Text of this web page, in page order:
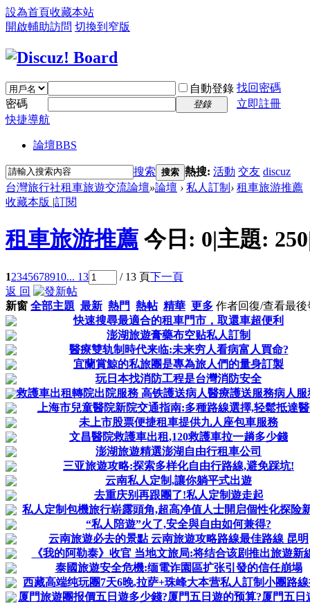
設為首頁收藏本站
開啟輔助訪問 切換到窄版
自動登錄 找回密碼
密碼
登錄
立即註冊
快捷導航
論壇BBS
搜索 搜索 熱搜: 活動 交友 discuz
台灣旅行社租車旅遊交流論壇»論壇 › 私人訂制 › 租車旅游推薦
收藏本版 |訂閱
租車旅游推薦 今日: 0|主題: 250
12345678910... 13 / 13 頁下一頁
返 回
新窗 全部主題 最新 熱門 熱帖 精華 更多 作者回復/查看最後
快速搜尋最適合的租車門市，取還車超便利
澎湖旅遊膏藥布空贴私人訂制
醫療雙轨制時代来临:未来穷人看病富人買命?
宜蘭賞鯨的私旅團是專為旅人們的量身訂製
玩日本找消防工程是台灣消防安全
救護車出租轉院出院服務 高铁護送病人醫療護送服務病人服
上海市兒童醫院新院交通指南:多種路線選擇,轻鬆抵達
未上市股票便捷租車提供九人座包車服務
文昌醫院救護車出租,120救護車拉一趟多少錢
澎湖旅遊精選澎湖自由行租車公司
三亚旅遊攻略:探索多样化自由行路線,避免踩坑!
云南私人定制,讓你躺平式出遊
去重庆别再跟團了!私人定制遊走起
私人定制包機旅行崭露頭角,超高净值人士開启個性化探险
“私人陪遊”火了,安全與自由如何兼得?
云南旅遊必去的景點 云南旅遊攻略路線最佳路線 昆明
《我的阿勒泰》收官 当地文旅局:将结合该剧推出旅遊新
泰國旅遊安全危機:缅電诈園區扩张引發的信任崩塌
西藏高端纯玩團7天6晚,拉萨+珠峰大本营私人訂制小團路
厦門旅遊團报價五日遊多少錢?厦門五日遊的预算?厦門五日